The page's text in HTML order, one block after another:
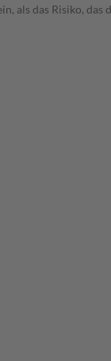
als das Risiko, das